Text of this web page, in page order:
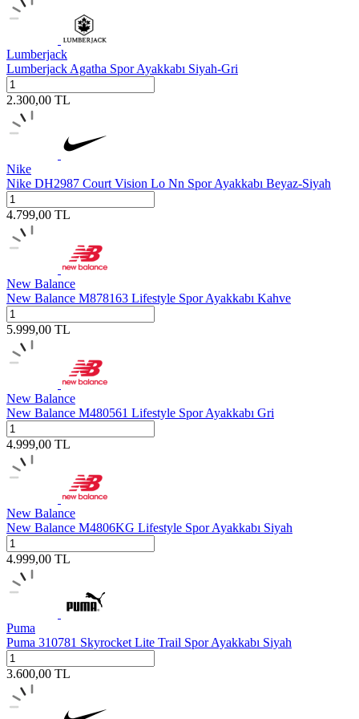
Lumberjack
Lumberjack Agatha Spor Ayakkabı Siyah-Gri
2.300,00 TL
Nike
Nike DH2987 Court Vision Lo Nn Spor Ayakkabı Beyaz-Siyah
4.799,00 TL
New Balance
New Balance M878163 Lifestyle Spor Ayakkabı Kahve
5.999,00 TL
New Balance
New Balance M480561 Lifestyle Spor Ayakkabı Gri
4.999,00 TL
New Balance
New Balance M4806KG Lifestyle Spor Ayakkabı Siyah
4.999,00 TL
Puma
Puma 310781 Skyrocket Lite Trail Spor Ayakkabı Siyah
3.600,00 TL